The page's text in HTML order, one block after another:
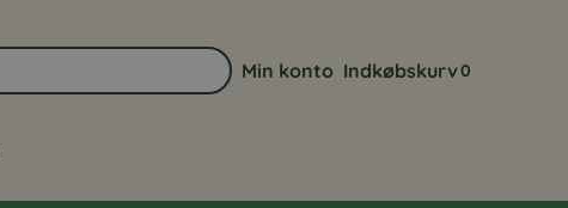
Gå til min kontoside
Min konto
Se din
Indkøbskurv0